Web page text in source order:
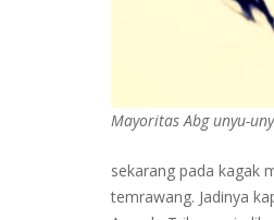
Mayoritas Abg unyu-
sekarang pada kagak
temrawang. Jadinya